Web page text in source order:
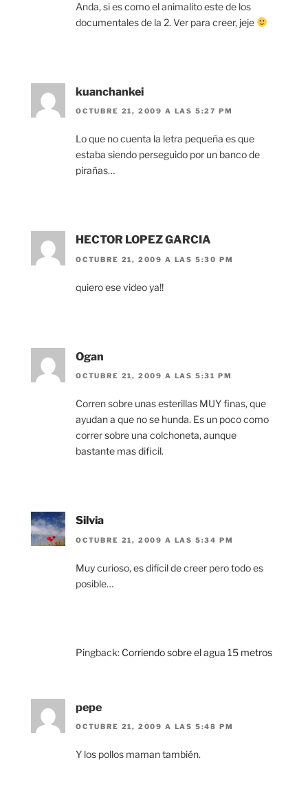
Anda, si es como el animalito este de los
documentales de la 2. Ver para creer, jeje
kuanchankei
OCTUBRE 21, 2009 A LAS 5:27 PM
Lo que no cuenta la letra pequeña es que
estaba siendo perseguido por un banco de
pirañas…
HECTOR LOPEZ GARCIA
OCTUBRE 21, 2009 A LAS 5:30 PM
quiero ese video ya!!
Ogan
OCTUBRE 21, 2009 A LAS 5:31 PM
Corren sobre unas esterillas MUY finas, que
ayudan a que no se hunda. Es un poco como
correr sobre una colchoneta, aunque
bastante mas dificil.
Silvia
OCTUBRE 21, 2009 A LAS 5:34 PM
Muy curioso, es difícil de creer pero todo es
posible…
Pingback: Corriendo sobre el agua 15 metros
pepe
OCTUBRE 21, 2009 A LAS 5:48 PM
Y los pollos maman también.